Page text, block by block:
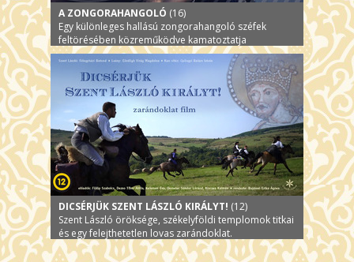
A ZONGORAHANGOLÓ (16)
Egy különleges hallású zongorahangoló széfek
feltörésében közreműködve kamatoztatja
tehetségét
DICSÉRJÜK SZENT LÁSZLÓ KIRÁLYT! (12)
Szent László öröksége, székelyföldi templomok titkai
és egy felejthetetlen lovas zarándoklat.